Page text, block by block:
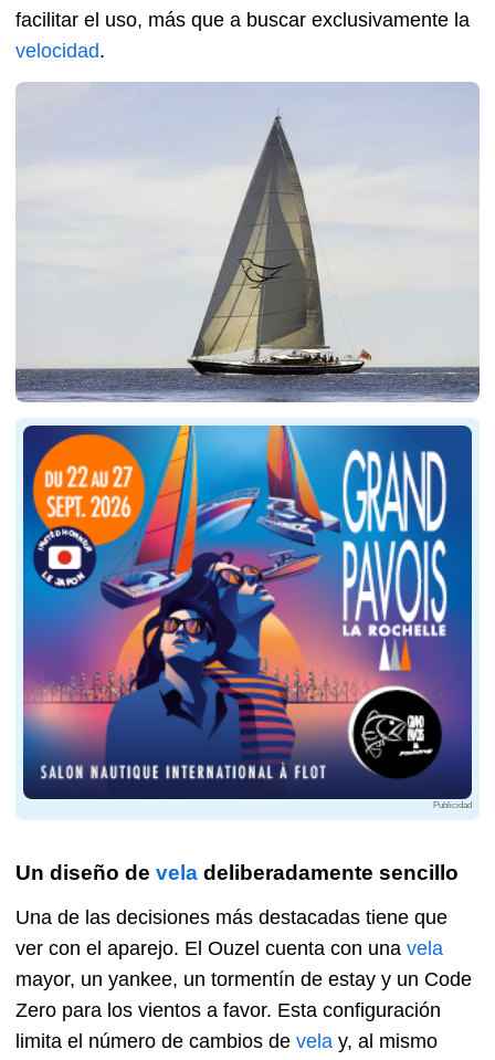
facilitar el uso, más que a buscar exclusivamente la
velocidad.
Publicidad
Un diseño de vela deliberadamente sencillo
Una de las decisiones más destacadas tiene que
ver con el aparejo. El Ouzel cuenta con una vela
mayor, un yankee, un tormentín de estay y un Code
Zero para los vientos a favor. Esta configuración
limita el número de cambios de vela y, al mismo